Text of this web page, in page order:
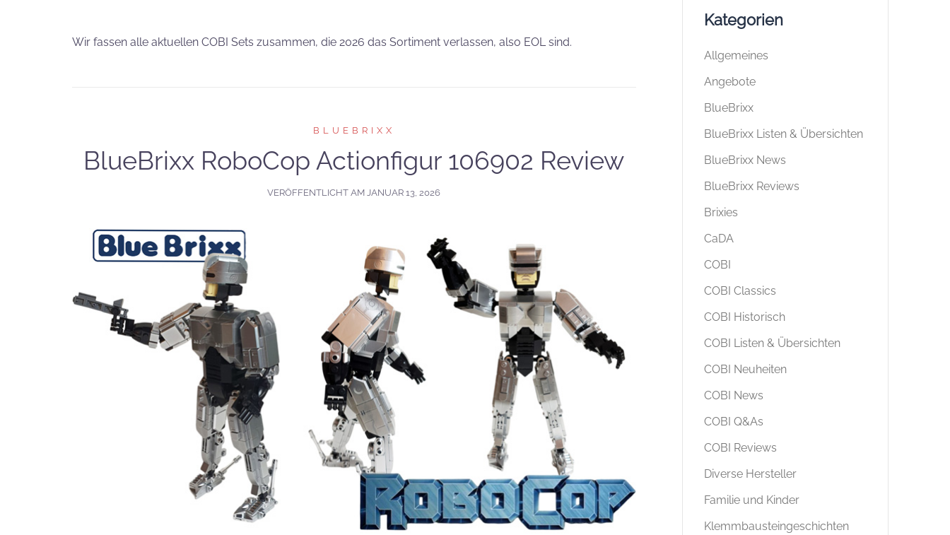
Wir fassen alle aktuellen COBI Sets zusammen, die 2026 das Sortiment verlassen, also EOL sind.
BLUEBRIXX
BlueBrixx RoboCop Actionfigur 106902 Review
VERÖFFENTLICHT AMJANUAR 13, 2026
Kategorien
Allgemeines
Angebote
BlueBrixx
BlueBrixx Listen & Übersichten
BlueBrixx News
BlueBrixx Reviews
Brixies
CaDA
COBI
COBI Classics
COBI Historisch
COBI Listen & Übersichten
COBI Neuheiten
COBI News
COBI Q&As
COBI Reviews
Diverse Hersteller
Familie und Kinder
Klemmbausteingeschichten